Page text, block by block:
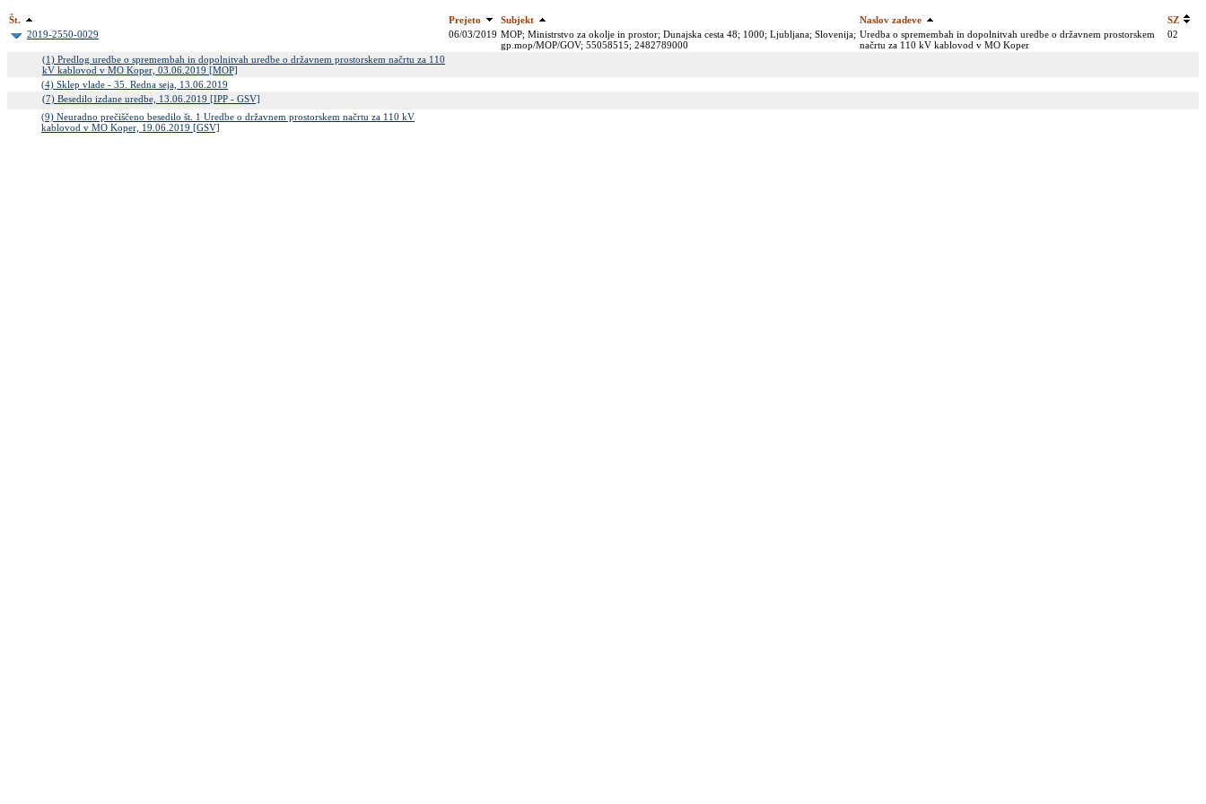
Št. Prejeto Subjekt Naslov zadeve
SZ
2019-2550-0029
06/03/2019 MOP; Ministrstvo za okolje in prostor; Dunajska cesta 48; 1000; Ljubljana; Slovenija;
gp.mop/MOP/GOV; 55058515; 2482789000
Uredba o spremembah in dopolnitvah uredbe o državnem prostorskem
načrtu za 110 kV kablovod v MO Koper
02
(1) Predlog uredbe o spremembah in dopolnitvah uredbe o državnem prostorskem načrtu za 110
kV kablovod v MO Koper, 03.06.2019 [MOP]
(4) Sklep vlade - 35. Redna seja, 13.06.2019
(7) Besedilo izdane uredbe, 13.06.2019 [IPP - GSV]
(9) Neuradno prečiščeno besedilo št. 1 Uredbe o državnem prostorskem načrtu za 110 kV
kablovod v MO Koper, 19.06.2019 [GSV]